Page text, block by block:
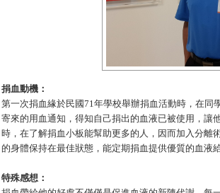
捐血動機：
第一次捐血緣於民國71年學校舉辦捐血活動時，在同
寄來的用血通知，得知自己捐出的血液已被使用，讓
時，在了解捐血小板能幫助更多的人，因而加入分離
的身體保持在最佳狀態，能定期捐血提供優質的血液
特殊感想：